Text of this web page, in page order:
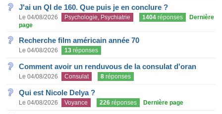
J'ai un QI de 160. Que puis je en conclure ?
Le 04/08/2026 Psychologie, Psychiatrie 1404 réponses
Dernière
page
Recherche film américain année 70
Le 04/08/2026 13 réponses
Comment avoir un renduvous de la consulat d'oran
Le 04/08/2026 Consulat 8 réponses
Qui est Nicole Delya ?
Le 04/08/2026 Voyance 226 réponses Dernière page